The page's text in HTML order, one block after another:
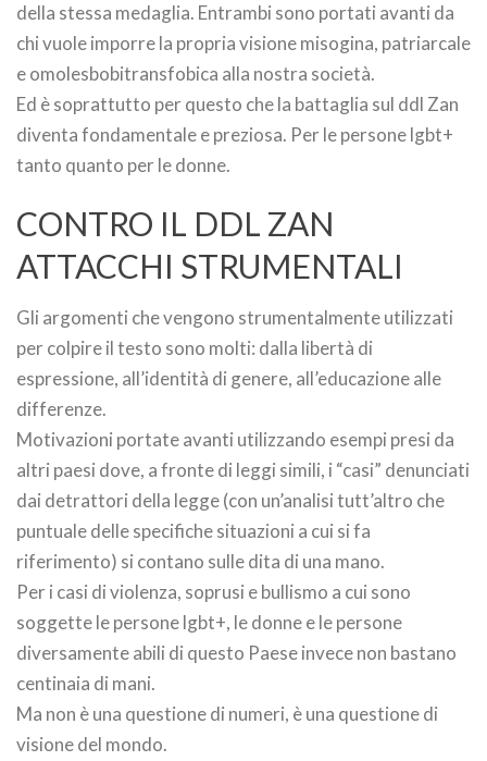
della stessa medaglia. Entrambi sono portati avanti da
chi vuole imporre la propria visione misogina, patriarcale
e omolesbobitransfobica alla nostra società.
Ed è soprattutto per questo che la battaglia sul ddl Zan
diventa fondamentale e preziosa. Per le persone lgbt+
tanto quanto per le donne.
CONTRO IL DDL ZAN
ATTACCHI STRUMENTALI
Gli argomenti che vengono strumentalmente utilizzati
per colpire il testo sono molti: dalla libertà di
espressione, all’identità di genere, all’educazione alle
differenze.
Motivazioni portate avanti utilizzando esempi presi da
altri paesi dove, a fronte di leggi simili, i “casi” denunciati
dai detrattori della legge (con un’analisi tutt’altro che
puntuale delle specifiche situazioni a cui si fa
riferimento) si contano sulle dita di una mano.
Per i casi di violenza, soprusi e bullismo a cui sono
soggette le persone lgbt+, le donne e le persone
diversamente abili di questo Paese invece non bastano
centinaia di mani.
Ma non è una questione di numeri, è una questione di
visione del mondo.